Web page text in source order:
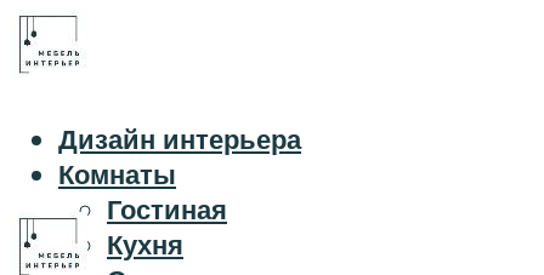
Дизайн интерьера
Комнаты
Гостиная
Кухня